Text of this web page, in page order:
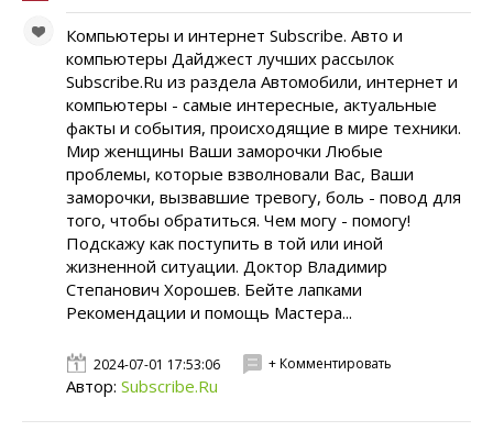
Компьютеры и интернет Subscribe. Авто и
компьютеры Дайджест лучших рассылок
Subscribe.Ru из раздела Автомобили, интернет и
компьютеры - самые интересные, актуальные
факты и события, происходящие в мире техники.
Мир женщины Ваши заморочки Любые
проблемы, которые взволновали Вас, Ваши
заморочки, вызвавшие тревогу, боль - повод для
того, чтобы обратиться. Чем могу - помогу!
Подскажу как поступить в той или иной
жизненной ситуации. Доктор Владимир
Степанович Хорошев. Бейте лапками
Рекомендации и помощь Мастера...
2024-07-01 17:53:06 + Комментировать
Автор: Subscribe.Ru